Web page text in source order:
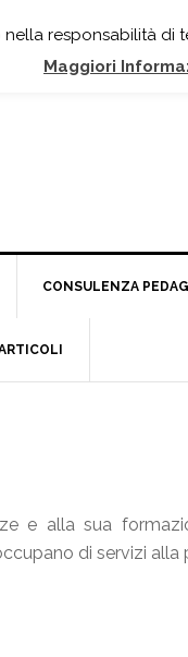
CONSULENZA
e alla sua
di servizi alla
responsabilità di
Maggiori